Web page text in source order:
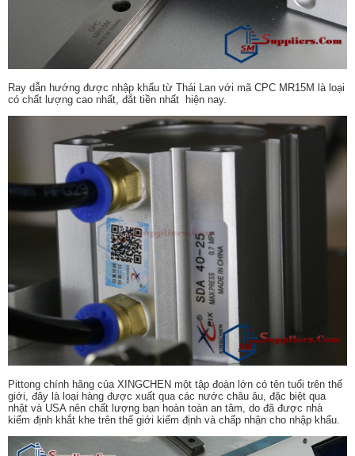
Ray dẫn hướng được nhập khẩu từ Thái Lan với mã CPC MR15M là loại
có chất lượng cao nhất, đắt tiền nhất hiện nay.
Pittong chính hãng của XINGCHEN một tập đoàn lớn có tên tuổi trên thế
giới, đây là loại hàng được xuất qua các nước châu âu, đặc biệt qua
nhật và USA nên chất lượng bạn hoàn toàn an tâm, do đã được nhà
kiểm định khắt khe trên thế giới kiểm định và chấp nhận cho nhập khẩu.